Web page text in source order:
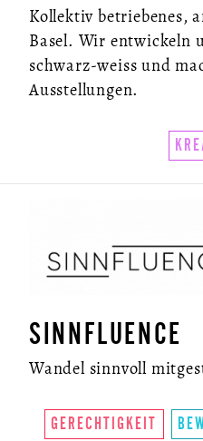
Kollektiv betriebenes,
Basel. Wir entwickeln
schwarz-weiss und
Ausstellungen.
SINNFLUENCE
Wandel sinnvoll
GERECHTIGKEIT